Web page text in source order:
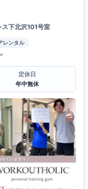
下北沢101号室
レンタル
定休日
年中無休